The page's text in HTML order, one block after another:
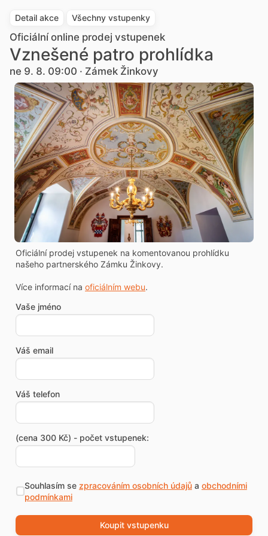
Detail akce Všechny vstupenky
Oficiální online prodej vstupenek
Vznešené patro prohlídka
ne 9. 8. 09:00 · Zámek Žinkovy
Oficiální prodej vstupenek na komentovanou prohlídku
našeho partnerského Zámku Žinkovy.
Více informací na oficiálním webu.
Vaše jméno
Váš email
Váš telefon
(cena 300 Kč) - počet vstupenek:
Souhlasím se zpracováním osobních údajůa obchodními
podmínkami
Koupit vstupenku